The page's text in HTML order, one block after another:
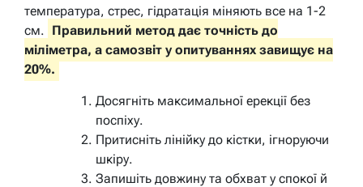
температура, стрес, гідратація міняють все на 1-2
см.
Правильний метод дає точність до
міліметра, а самозвіт у опитуваннях завищує на
20%.
Досягніть максимальної ерекції без
поспіху.
Притисніть лінійку до кістки, ігноруючи
шкіру.
Запишіть довжину та обхват у спокої й